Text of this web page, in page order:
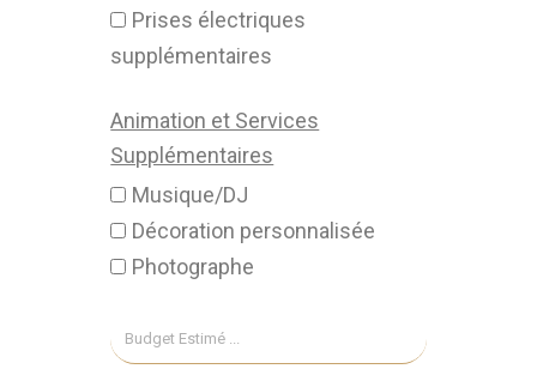
Prises électriques
supplémentaires
Animation et Services
Supplémentaires
Musique/DJ
Décoration personnalisée
Photographe